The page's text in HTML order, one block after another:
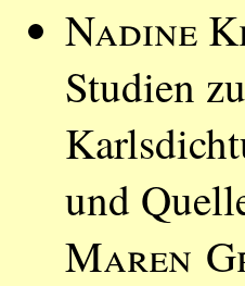
Nadine
Studien
und
Maren